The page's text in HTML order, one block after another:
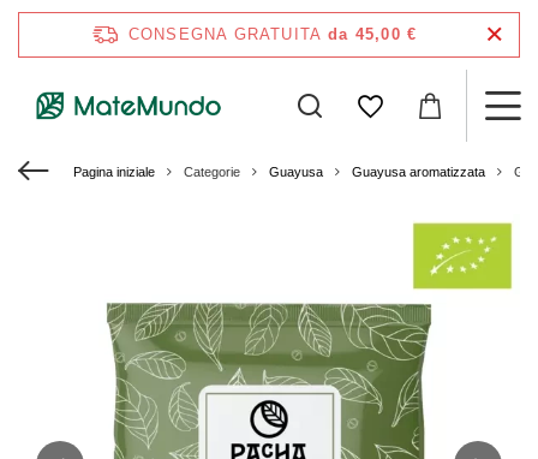
CONSEGNA GRATUITA da 45,00 €
Pagina iniziale Categorie Guayusa Guayusa aromatizzata